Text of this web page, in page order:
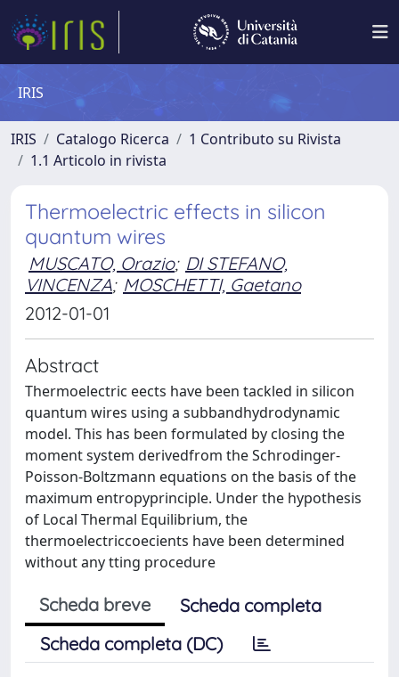
IRIS
IRIS Catalogo Ricerca
1 Contributo su Rivista
1.1 Articolo in rivista
Thermoelectric effects in silicon
quantum wires
MUSCATO, Orazio; DI STEFANO,
VINCENZA; MOSCHETTI, Gaetano
2012-01-01
Abstract
Thermoelectric eects have been tackled in silicon
quantum wires using a subbandhydrodynamic
model. This has been formulated by closing the
moment system derivedfrom the Schrodinger-
Poisson-Boltzmann equations on the basis of the
maximum entropyprinciple. Under the hypothesis
of Local Thermal Equilibrium, the
thermoelectriccoecients have been determined
without any tting procedure
Scheda breve
Scheda completa
Scheda completa (DC)